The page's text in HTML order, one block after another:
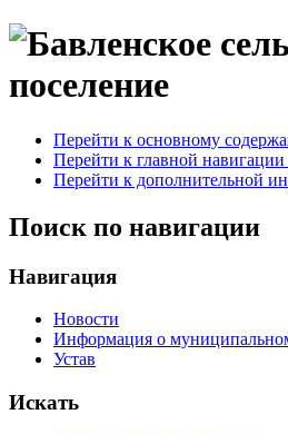
Перейти к основному
Перейти к главной
Перейти к дополнительной
Поиск по навигации
Навигация
Новости
Информация о
Устав
Искать